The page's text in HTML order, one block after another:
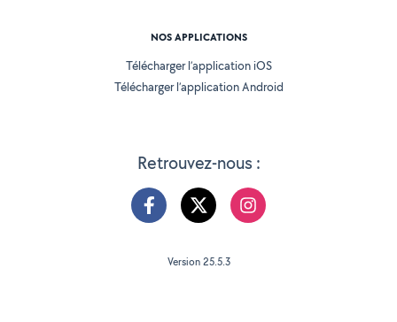
Retrouvez-nous :
NOS APPLICATIONS
Télécharger l’application iOS
Télécharger l’application Android
Version 25.5.3